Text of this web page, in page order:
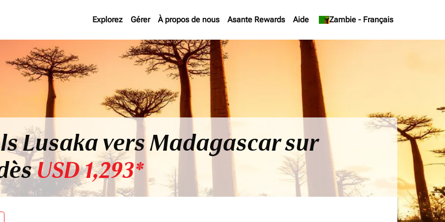
Explorez Gérer À propos de nous Asante Rewards Aide Zambie - Français
keyboard_arrow_down
Lusaka vers Madagascar sur
USD 1,293*